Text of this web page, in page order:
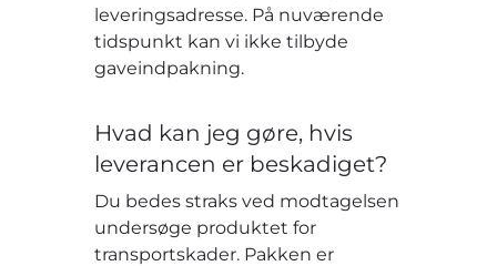
leveringsadresse. På nuværende
tidspunkt kan vi ikke tilbyde
gaveindpakning.
Hvad kan jeg gøre, hvis
leverancen er beskadiget?
Du bedes straks ved modtagelsen
undersøge produktet for
transportskader. Pakken er